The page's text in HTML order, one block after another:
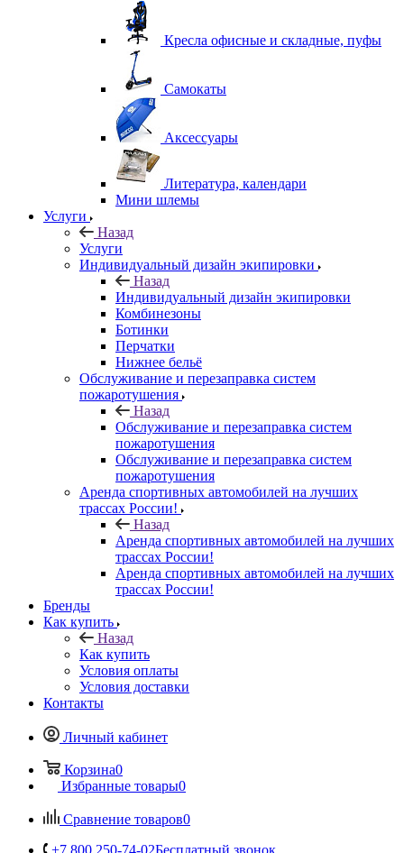
Кресла офисные и складные, пуфы
Самокаты
Аксессуары
Литература, календари
Мини шлемы
Услуги
Назад
Услуги
Индивидуальный дизайн экипировки
Назад
Индивидуальный дизайн экипировки
Комбинезоны
Ботинки
Перчатки
Нижнее бельё
Обслуживание и перезаправка систем
пожаротушения
Назад
Обслуживание и перезаправка систем
пожаротушения
Обслуживание и перезаправка систем
пожаротушения
Аренда спортивных автомобилей на лучших
трассах России!
Назад
Аренда спортивных автомобилей на лучших
трассах России!
Аренда спортивных автомобилей на лучших
трассах России!
Бренды
Как купить
Назад
Как купить
Условия оплаты
Условия доставки
Контакты
Личный кабинет
Корзина0
Избранные товары0
Сравнение товаров0
+7 800 250-74-02Бесплатный звонок